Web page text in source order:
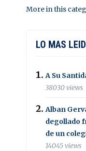
More in this
LO MAS
A Su
38030 views
Alban
degollado
de un
14045 views